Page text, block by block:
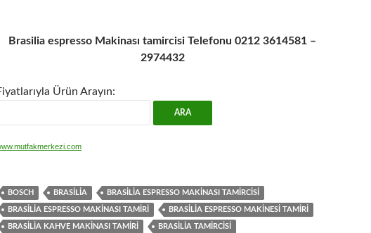
Brasilia espresso Makinası tamircisi Telefonu 0212 3614581 –
2974432
Ürün Arayın:
BOSCH BRASILIA BRASILIA ESPRESSO MAKINASI TAMIRCISI
BRASILIA ESPRESSO MAKINASI TAMIRI BRASILIA ESPRESSO MAKINESI TAMIRI
BRASILIA KAHVE MAKINASI TAMIRI BRASILIA TAMIRCISI